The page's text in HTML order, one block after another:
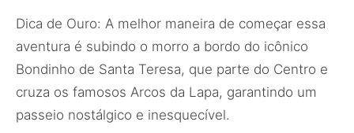
Dica de Ouro: A melhor maneira de começar essa
aventura é subindo o morro a bordo do icônico
Bondinho de Santa Teresa, que parte do Centro e
cruza os famosos Arcos da Lapa, garantindo um
passeio nostálgico e inesquecível.